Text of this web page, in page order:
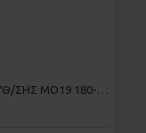
ΓΩΝΙΑ ALUMIL ΕΥΘ/ΣΗΣ ΜΟ19 180-19-000-00 KAI EUROPA 500 1951.1 410-205